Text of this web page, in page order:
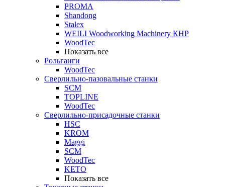
PROMA
Shandong
Stalex
WEILI Woodworking Machinery КНР
WoodTec
Показать все
Рольганги
WoodTec
Сверлильно-пазовальные станки
SCM
TOPLINE
WoodTec
Сверлильно-присадочные станки
HSC
KROM
Maggi
SCM
WoodTec
KETO
Показать все